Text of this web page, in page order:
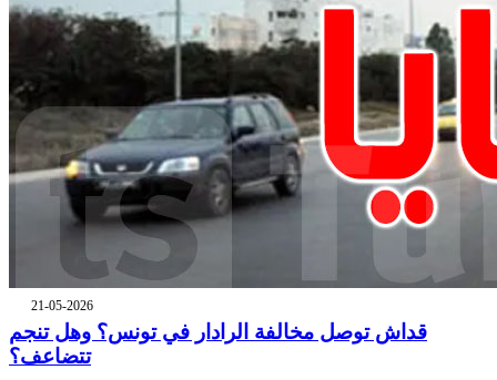
21-05-2026
قداش توصل مخالفة الرادار في تونس؟ وهل تنجم
تتضاعف؟